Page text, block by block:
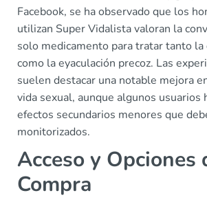
Facebook, se ha observado que los
utilizan Super Vidalista valoran la
solo medicamento para tratar tanto
como la eyaculación precoz. Las
suelen destacar una notable mejora
vida sexual, aunque algunos usuarios
efectos secundarios menores que
monitorizados.
Acceso y Opciones
Compra